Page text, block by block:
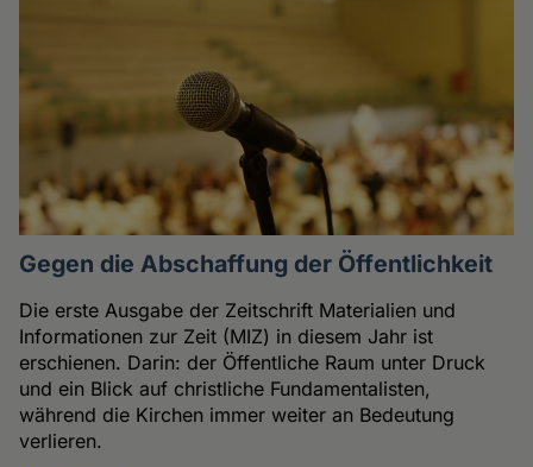
Gegen die Abschaffung der Öffentlichkeit
Die erste Ausgabe der Zeitschrift Materialien und
Informationen zur Zeit (MIZ) in diesem Jahr ist
erschienen. Darin: der Öffentliche Raum unter Druck
und ein Blick auf christliche Fundamentalisten,
während die Kirchen immer weiter an Bedeutung
verlieren.